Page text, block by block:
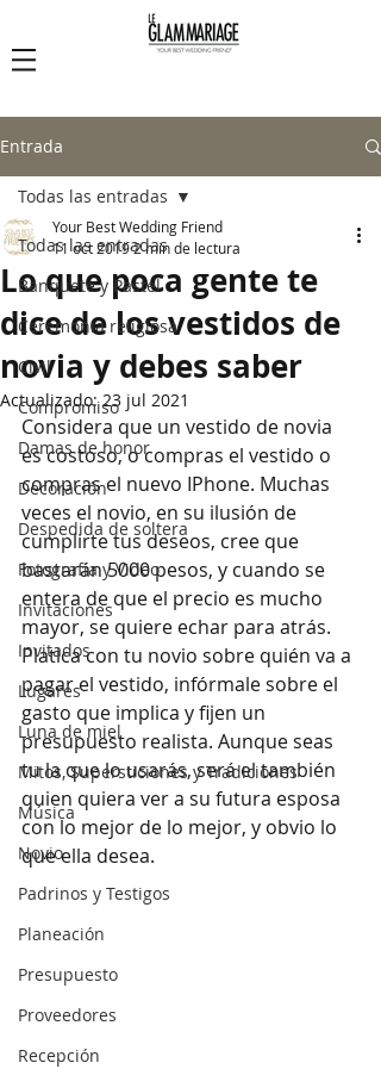
Entrada
Todas las entradas
Banquete y Pastel
Ceremonia religiosa
Civil
Compromiso
Damas de honor
Decoración
Despedida de soltera
Fotografía y Video
Invitaciones
Invitados
Lugares
Luna de miel
Mitos, Supersticiones y Tradiciones
Música
Novio
Padrinos y Testigos
Planeación
Presupuesto
Proveedores
Recepción
Todas las entradas
Lo que poca gente te
dice de los vestidos de
novia y debes saber
Your Best Wedding Friend
11 oct 20192 min de lectura
Actualizado:23 jul 2021
Considera que un vestido de novia
es costoso, o compras el vestido o
compras el nuevo IPhone. Muchas
veces el novio, en su ilusión de
cumplirte tus deseos, cree que
bastarán 5000 pesos, y cuando se
entera de que el precio es mucho
mayor, se quiere echar para atrás.
Platica con tu novio sobre quién va a
pagar el vestido, infórmale sobre el
gasto que implica y fijen un
presupuesto realista. Aunque seas
tu la que lo usarás, será el también
quien quiera ver a su futura esposa
con lo mejor de lo mejor, y obvio lo
que ella desea.